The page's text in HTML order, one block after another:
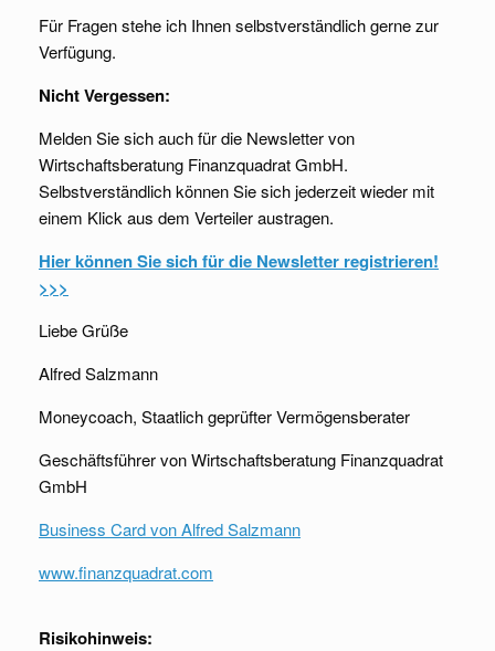
Für Fragen stehe ich Ihnen selbstverständlich gerne zur
Verfügung.
Nicht Vergessen:
Melden Sie sich auch für die Newsletter von
Wirtschaftsberatung Finanzquadrat GmbH.
Selbstverständlich können Sie sich jederzeit wieder mit
einem Klick aus dem Verteiler austragen.
Hier können Sie sich für die Newsletter registrieren!
>>>
Liebe Grüße
Alfred Salzmann
Moneycoach, Staatlich geprüfter Vermögensberater
Geschäftsführer von Wirtschaftsberatung Finanzquadrat
GmbH
Business Card von Alfred Salzmann
www.finanzquadrat.com
Risikohinweis: